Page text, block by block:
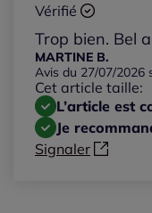
Vérifié
Trop bien. Bel
MARTINE B.
Avis du 27/07/2026
Cet article taille:
L’article est
Je
Signaler